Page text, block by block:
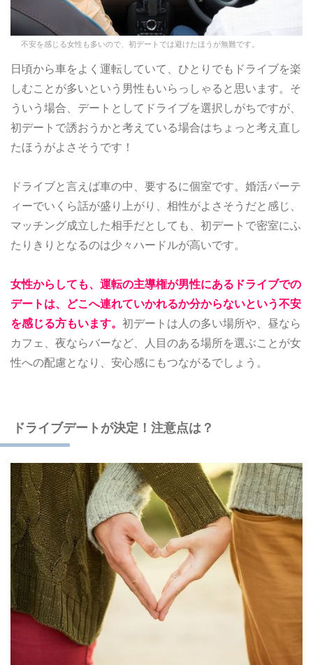
不安を感じる女性も多いので、初デートでは避けたほうが無難です。
日頃から車をよく運転していて、ひとりでもドライブを楽
しむことが多いという男性もいらっしゃると思います。そ
ういう場合、デートとしてドライブを選択しがちですが、
初デートで誘おうかと考えている場合はちょっと考え直し
たほうがよさそうです！
ドライブと言えば車の中、要するに個室です。婚活パーテ
ィーでいくら話が盛り上がり、相性がよさそうだと感じ、
マッチング成立した相手だとしても、初デートで密室にふ
たりきりとなるのは少々ハードルが高いです。
女性からしても、運転の主導権が男性にあるドライブでの
デートは、どこへ連れていかれるか分からないという不安
を感じる方もいます。 初デートは人の多い場所や、昼なら
カフェ、夜ならバーなど、人目のある場所を選ぶことが女
性への配慮となり、安心感にもつながるでしょう。
ドライブデートが決定！注意点は？